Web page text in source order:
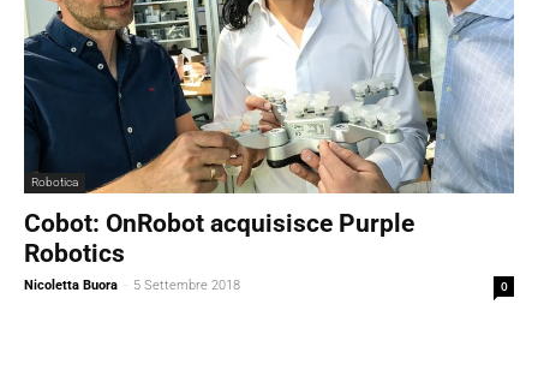
Robotica
Cobot: OnRobot acquisisce Purple
Robotics
Nicoletta Buora - 5 Settembre 2018 0